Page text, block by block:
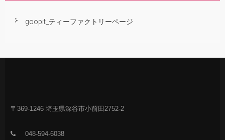
goopit_ティーファクトリーページ
〒369-1246 埼玉県深谷市小前田2752-2
048-594-6038